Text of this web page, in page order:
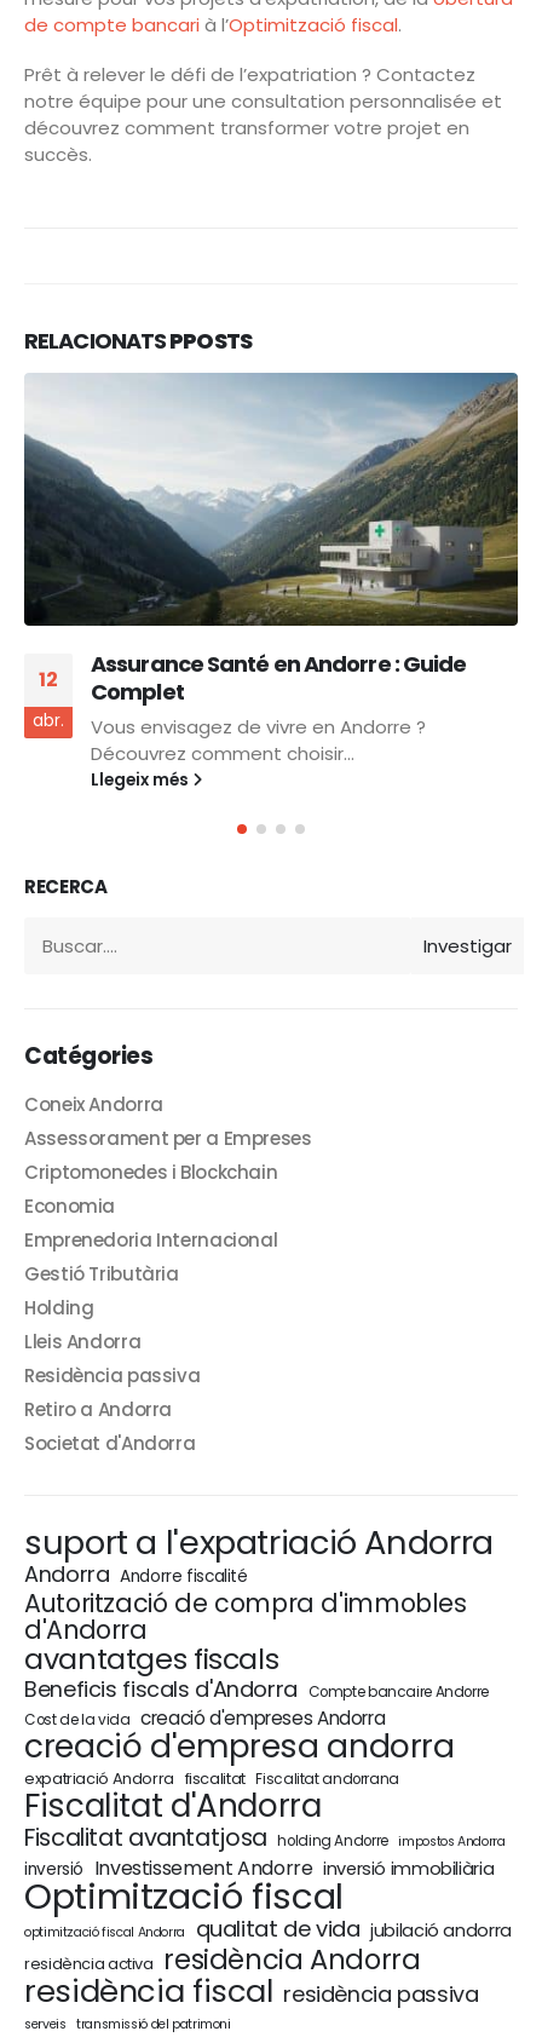
de compte bancari à l’Optimització fiscal.
Prêt à relever le défi de l’expatriation ? Contactez
notre équipe pour une consultation personnalisée et
découvrez comment transformer votre projet en
succès.
RELACIONATSPPOSTS
13
abr.
S’installer en Andorre avec un Passeport
Européen
Découvrez comment s'installer en Andorre
avec un passeport européen :...
Llegeix més
RECERCA
Investigar
Catégories
Coneix Andorra
Assessorament per a Empreses
Criptomonedes i Blockchain
Economia
Emprenedoria Internacional
Gestió Tributària
Holding
Lleis Andorra
Residència passiva
Retiro a Andorra
Societat d'Andorra
suport a l'expatriació Andorra
Andorra Andorre fiscalité
Autorització de compra d'immobles
d'Andorra
avantatges fiscals
Beneficis fiscals d'Andorra Compte bancaire Andorre
Cost de la vida creació d'empreses Andorra
creació d'empresa andorra
expatriació Andorra fiscalitat Fiscalitat andorrana
Fiscalitat d'Andorra
Fiscalitat avantatjosa holding Andorre impostos Andorra
inversió Investissement Andorre inversió immobiliària
Optimització fiscal
optimització fiscal Andorra qualitat de vida jubilació andorra
residència activa residència Andorra
residència fiscal residència passiva
serveis transmissió del patrimoni